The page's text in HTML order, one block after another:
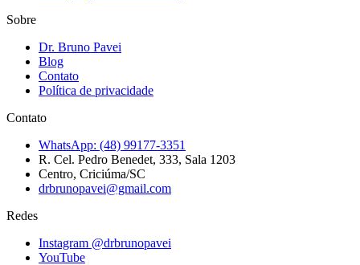
Sobre
Dr. Bruno Pavei
Blog
Contato
Política de privacidade
Contato
WhatsApp: (48) 99177-3351
R. Cel. Pedro Benedet, 333, Sala 1203
Centro, Criciúma/SC
drbrunopavei@gmail.com
Redes
Instagram @drbrunopavei
YouTube